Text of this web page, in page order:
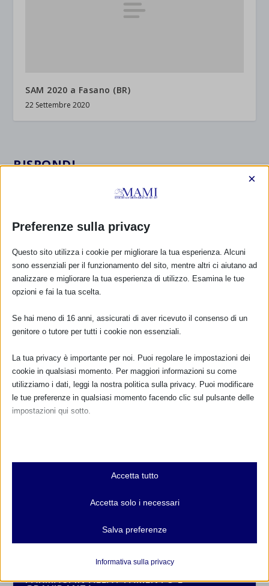
SAM 2020 a Fasano (BR)
22 Settembre 2020
RISPONDI
TUTTI GLI EVENTI
FARMACI IN ALLATTAMENTO E
Preferenze sulla privacy
×
Questo sito utilizza i cookie per migliorare la tua esperienza. Alcuni
sono essenziali per il funzionamento del sito, mentre altri ci aiutano ad
analizzare e migliorare la tua esperienza di utilizzo. Esamina le tue
opzioni e fai la tua scelta.
Se hai meno di 16 anni, assicurati di aver ricevuto il consenso di un
genitore o tutore per tutti i cookie non essenziali.
La tua privacy è importante per noi. Puoi regolare le impostazioni dei
cookie in qualsiasi momento. Per maggiori informazioni su come
utilizziamo i dati, leggi la nostra politica sulla privacy. Puoi modificare
le tue preferenze in qualsiasi momento facendo clic sul pulsante delle
impostazioni qui sotto.
Essenziali
I cookie e i servizi essenziali abilitano le funzioni di base e sono
e servizi non richiedono il consenso dell'utente secondo il GDPR.
Analitici
interagiscono con il nostro sito web.
Accetta tutto
Accetta solo i necessari
Salva preferenze
Informativa sulla privacy